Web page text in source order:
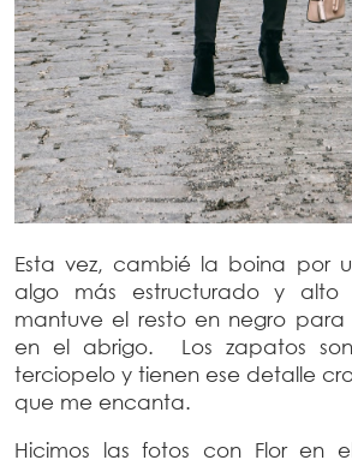
Esta vez, cambié la boina por
algo más estructurado y
mantuve el resto en negro
en el abrigo. Los zapatos
terciopelo y tienen ese detalle
que me encanta.
Hicimos las fotos con Flor en